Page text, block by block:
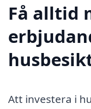
Få alltid
Att investera i